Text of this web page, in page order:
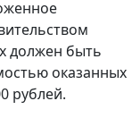
должен быть
оказанных
рублей.